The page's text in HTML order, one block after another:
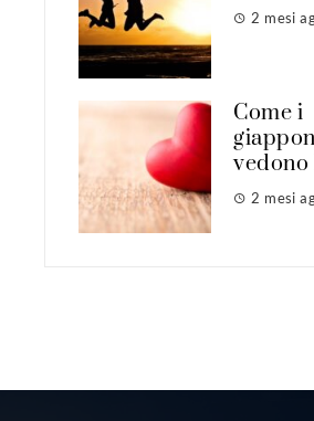
2 mesi
Come i
vedono
2 mesi